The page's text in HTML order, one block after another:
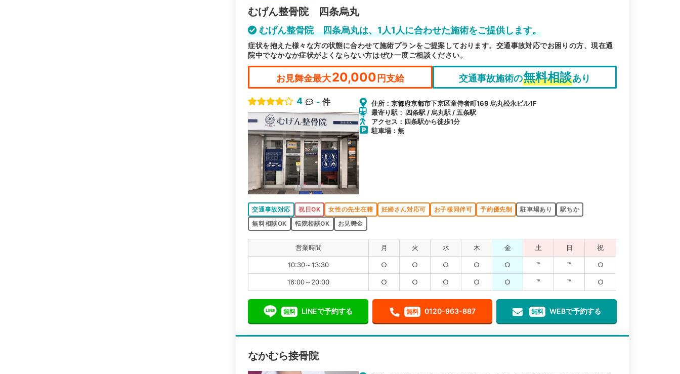
むげん整骨院 四条烏丸
むげん整骨院 四条烏丸は、1人1人に合わせた施術をご提供します。
症状を抱えた様々な方の状態に合わせて施術プランをご提案しております。交通事故対応でお困りの方、現在通
院中でなかなか症状がよくならない方はぜひ一度ご相談ください。
お見舞金最大20,000円支給 交通事故施術の無料相談あり
4 - 件
住所：京都府京都市下京区童侍者町169 烏丸松永ビル1F
最寄り駅： 四条駅 / 烏丸駅 / 五条駅
アクセス：四条駅から徒歩1分
駐車場：無
交通事故対応 祝日OK 女性の先生在籍 妊婦さん対応可 お子様同伴可 予約優先制 駐車場あり
駅ちか
無料相談OK
転院相談OK お見舞金
営業時間 月 火 水 木 金 土 日 祝
10:30～13:30 ○ ○ ○ ○ ○ ℡ ℡ ○
16:00～20:00 ○ ○ ○ ○ ○ ℡ ℡ ○
無料 LINEで予約する 無料 0120-963-887 無料 WEBで予約する
なかむら接骨院